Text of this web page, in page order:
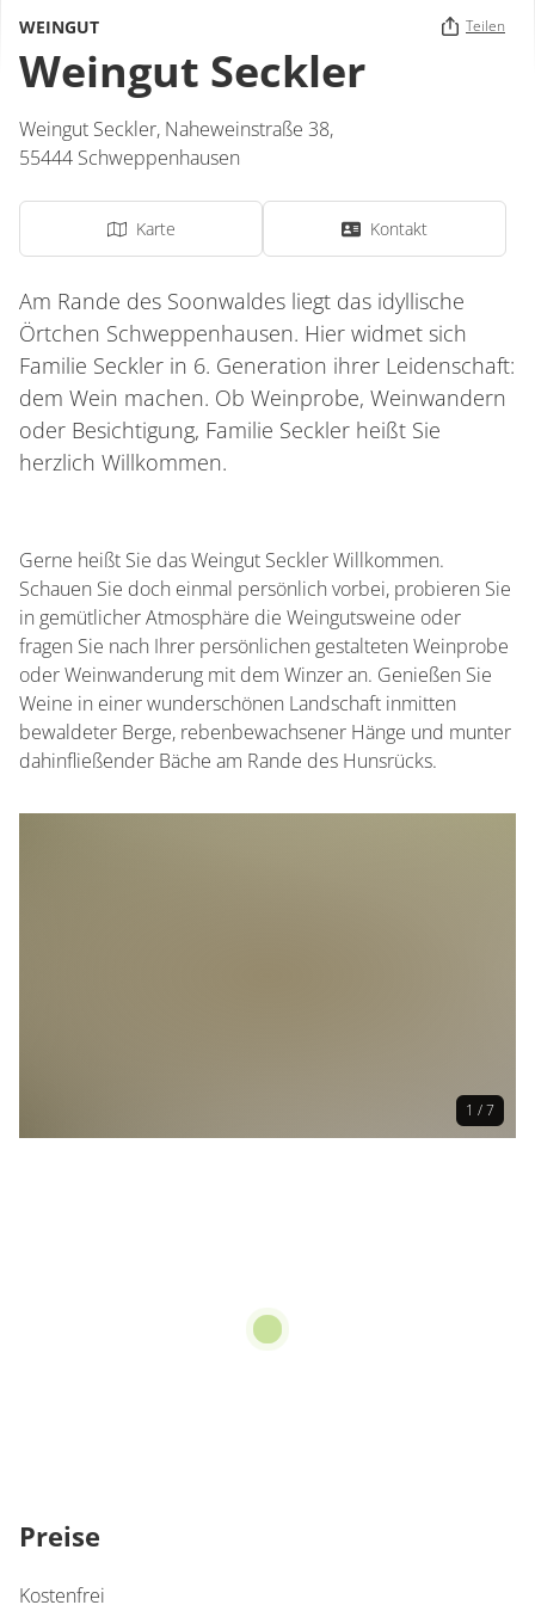
WEINGUT Teilen
Weingut Seckler
Weingut Seckler, Naheweinstraße 38,
55444 Schweppenhausen
Karte Kontakt
Am Rande des Soonwaldes liegt das idyllische
Örtchen Schweppenhausen. Hier widmet sich
Familie Seckler in 6. Generation ihrer Leidenschaft:
dem Wein machen. Ob Weinprobe, Weinwandern
oder Besichtigung, Familie Seckler heißt Sie
herzlich Willkommen.
Gerne heißt Sie das Weingut Seckler Willkommen.
Schauen Sie doch einmal persönlich vorbei, probieren Sie
in gemütlicher Atmosphäre die Weingutsweine oder
fragen Sie nach Ihrer persönlichen gestalteten Weinprobe
oder Weinwanderung mit dem Winzer an. Genießen Sie
Weine in einer wunderschönen Landschaft inmitten
bewaldeter Berge, rebenbewachsener Hänge und munter
dahinfließender Bäche am Rande des Hunsrücks.
1 / 7
Preise
Kostenfrei